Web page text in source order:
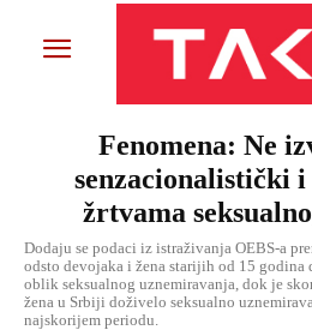
Fenomena: Ne
senzacionalistički
žrtvama
Dodaju se podaci iz istraživanja OEBS-a
odsto devojaka i žena starijih od 15 godina
oblik seksualnog uznemiravanja, dok je
žena u Srbiji doživelo seksualno
najskorijem periodu.